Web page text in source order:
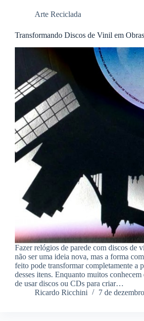
Arte Reciclada
Transformando Discos de Vinil em
Fazer relógios de parede com discos de
não ser uma ideia nova, mas a forma
feito pode transformar completamente a
desses itens. Enquanto muitos
de usar discos ou CDs para criar…
Ricardo Ricchini
7 de